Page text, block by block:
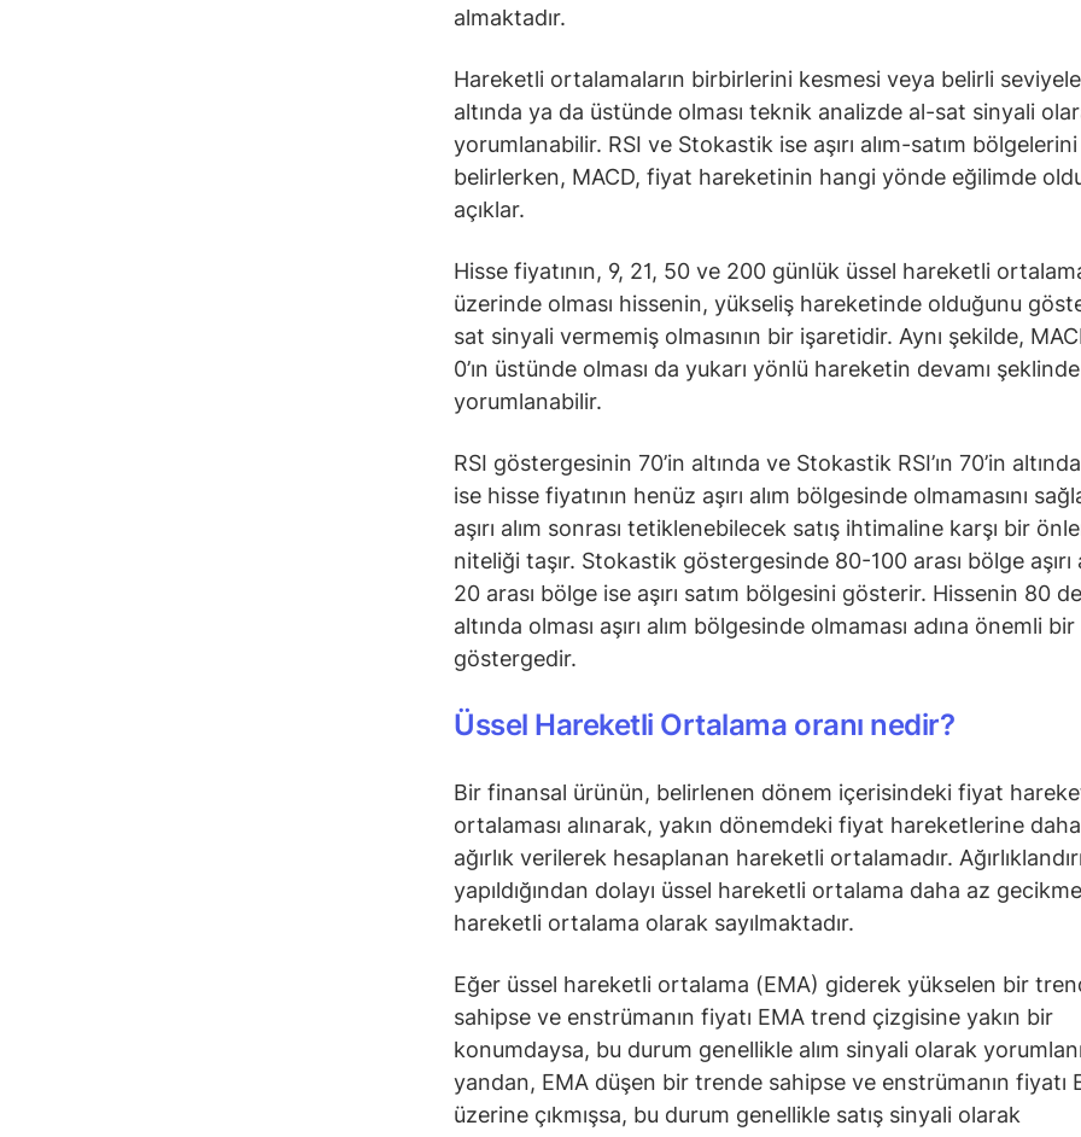
almaktadır.
Hareketli ortalamaların birbirlerini kesmesi veya belirli
altında ya da üstünde olması teknik analizde al-sat sinyali
yorumlanabilir. RSI ve Stokastik ise aşırı alım-satım bölgelerini
belirlerken, MACD, fiyat hareketinin hangi yönde eğilimde
açıklar.
Hisse fiyatının, 9, 21, 50 ve 200 günlük üssel hareketli
üzerinde olması hissenin, yükseliş hareketinde olduğunu
sat sinyali vermemiş olmasının bir işaretidir. Aynı şekilde,
0’ın üstünde olması da yukarı yönlü hareketin devamı şeklinde
yorumlanabilir.
RSI göstergesinin 70’in altında ve Stokastik RSI’ın 70’in
ise hisse fiyatının henüz aşırı alım bölgesinde olmamasını
aşırı alım sonrası tetiklenebilecek satış ihtimaline karşı bir
niteliği taşır. Stokastik göstergesinde 80-100 arası bölge aşırı
20 arası bölge ise aşırı satım bölgesini gösterir. Hissenin 80
altında olması aşırı alım bölgesinde olmaması adına önemli bir
göstergedir.
Üssel Hareketli Ortalama oranı nedir?
Bir finansal ürünün, belirlenen dönem içerisindeki fiyat
ortalaması alınarak, yakın dönemdeki fiyat hareketlerine
ağırlık verilerek hesaplanan hareketli ortalamadır.
yapıldığından dolayı üssel hareketli ortalama daha az
hareketli ortalama olarak sayılmaktadır.
Eğer üssel hareketli ortalama (EMA) giderek yükselen bir
sahipse ve enstrümanın fiyatı EMA trend çizgisine yakın bir
konumdaysa, bu durum genellikle alım sinyali olarak
yandan, EMA düşen bir trende sahipse ve enstrümanın fiyatı
üzerine çıkmışsa, bu durum genellikle satış sinyali olarak